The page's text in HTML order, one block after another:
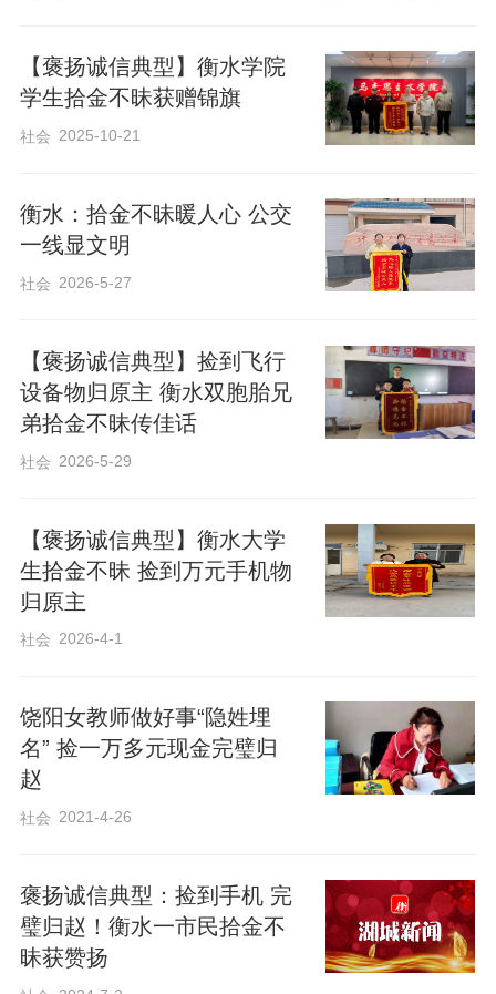
幸运的是，该校老师周腾当时正在校园内
开展安全保障值守工作，在巡查过程中发
现了这部手机。面对失物，周腾第一时间
索，一边联系现场工作人员多方确认失主
身份。经过耐心核实与多方沟通，终于联
系上了失主家长，将手机完璧归赵，及时
“周老师拾金不昧、热心助人的高尚品德，
让我们全家深受感动。”失主家长在感谢信
中说道。
周腾表示，拾金不昧是中华民族的传统美
德，更是身为人民教师应尽的责任，遇到
这样的事情，换作任何一位同事都会这样
育人，用自身的言行举止传递正能量，才
能更好地引导学生健康成长。
【褒扬诚信典型】衡水学院
学生拾金不昧获赠锦旗
社会 2025-10-21
衡水：拾金不昧暖人心 公交
一线显文明
社会 2026-5-27
【褒扬诚信典型】捡到飞行
设备物归原主 衡水双胞胎兄
弟拾金不昧传佳话
社会 2026-5-29
【褒扬诚信典型】衡水大学
生拾金不昧 捡到万元手机物
归原主
社会 2026-4-1
饶阳女教师做好事“隐姓埋
名” 捡一万多元现金完璧归
赵
社会 2021-4-26
褒扬诚信典型：捡到手机 完
璧归赵！衡水一市民拾金不
昧获赞扬